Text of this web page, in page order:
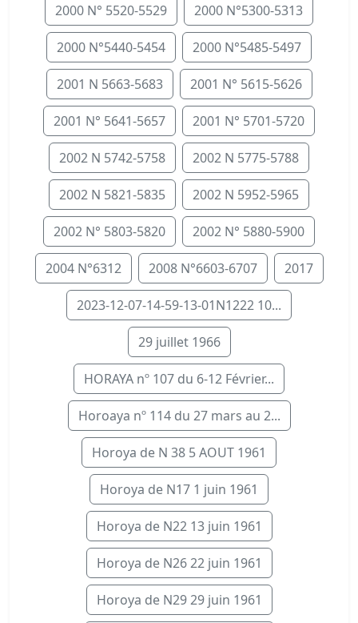
2000 N° 5520-5529 2000 N°5300-5313
2000 N°5440-5454 2000 N°5485-5497
2001 N 5663-5683 2001 N° 5615-5626
2001 N° 5641-5657 2001 N° 5701-5720
2002 N 5742-5758 2002 N 5775-5788
2002 N 5821-5835 2002 N 5952-5965
2002 N° 5803-5820 2002 N° 5880-5900
2004 N°6312 2008 N°6603-6707 2017
2023-12-07-14-59-13-01N1222 10...
29 juillet 1966
HORAYA nº 107 du 6-12 Février...
Horoaya nº 114 du 27 mars au 2...
Horoya de N 38 5 AOUT 1961
Horoya de N17 1 juin 1961
Horoya de N22 13 juin 1961
Horoya de N26 22 juin 1961
Horoya de N29 29 juin 1961